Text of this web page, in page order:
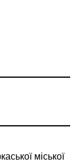
міської